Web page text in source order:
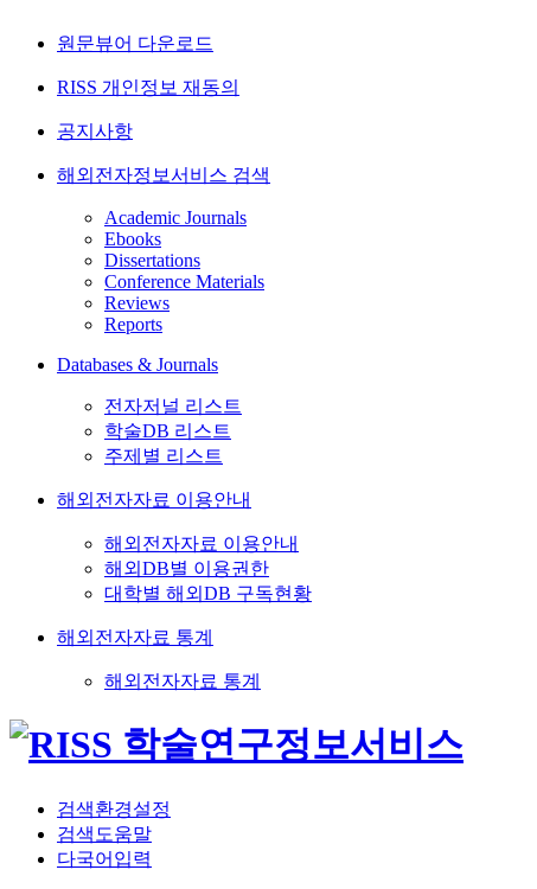
원문뷰어 다운로드
RISS 개인정보 재동의
공지사항
해외전자정보서비스 검색
Academic Journals
Ebooks
Dissertations
Conference Materials
Reviews
Reports
Databases & Journals
전자저널 리스트
학술DB 리스트
주제별 리스트
해외전자자료 이용안내
해외전자자료 이용안내
해외DB별 이용권한
대학별 해외DB 구독현황
해외전자자료 통계
해외전자자료 통계
검색환경설정
검색도움말
다국어입력